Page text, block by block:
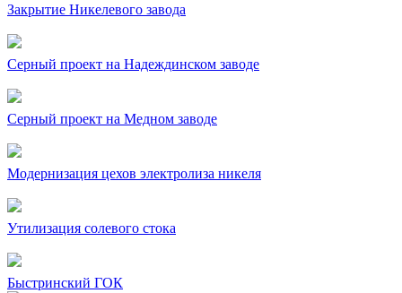
Закрытие Никелевого завода
Серный проект на Надеждинском заводе
Серный проект на Медном заводе
Модернизация цехов электролиза никеля
Утилизация солевого стока
Быстринский ГОК